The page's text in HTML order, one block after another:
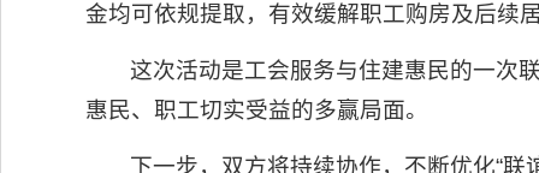
金均可依规提取，有效缓解职工购房及后续
这次活动是工会服务与住建惠民的一次
惠民、职工切实受益的多赢局面。
下一步，双方将持续协作，不断优化“